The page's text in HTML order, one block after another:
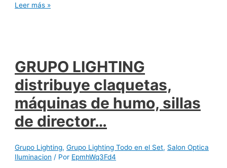
GRUPO
Leer más »
GRUPO LIGHTING
distribuye claquetas,
máquinas de humo, sillas
de director…
Grupo Lighting,Grupo Lighting Todo en el Set, Salon Optica
Iluminacion / Por EpmhWq3Fd4